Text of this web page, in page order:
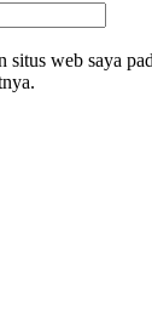
situs web saya